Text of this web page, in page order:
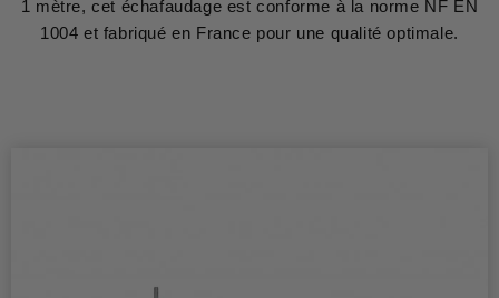
1 mètre, cet échafaudage est conforme à la norme NF EN
1004 et fabriqué en France pour une qualité optimale.